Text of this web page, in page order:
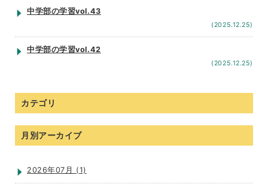
中学部の学習vol.43
(2025.12.25)
中学部の学習vol.42
(2025.12.25)
カテゴリ
月別アーカイブ
2026年07月 (1)